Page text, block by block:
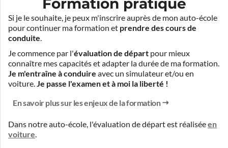
Formation pratique
Si je le souhaite, je peux m'inscrire auprès de mon auto-école
pour continuer ma formation et prendre des cours de
conduite.
Je commence par l'évaluation de départ pour mieux
connaître mes capacités et adapter la durée de ma formation.
Je m'entraîne à conduire avec un simulateur et/ou en
voiture. Je passe l'examen et à moi la liberté !
En savoir plus sur les enjeux de la formation
Dans notre auto-école, l'évaluation de départ est réaliséeen
voiture